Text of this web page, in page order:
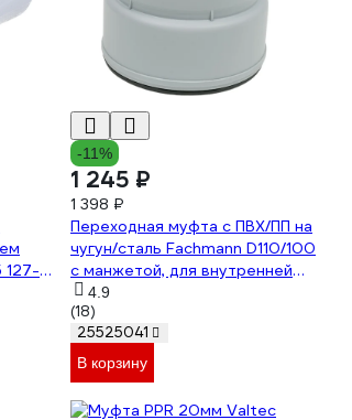
127-
-11%
1 245 ₽
1 398 ₽
Переходная муфта с ПВХ/ПП на
чугун/сталь Fachmann D110/100
с манжетой, для внутренней
канализации 01.076
4.9
(18)
25525041
В корзину